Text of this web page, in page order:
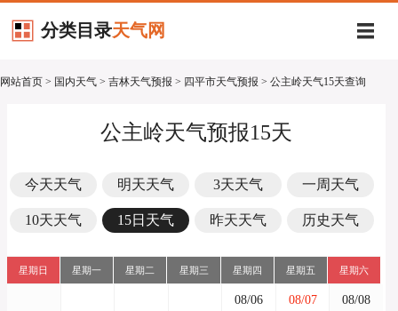
分类目录天气网
网站首页 > 国内天气 > 吉林天气预报 > 四平市天气预报 > 公主岭天气15天查询
公主岭天气预报15天
今天天气 明天天气 3天天气 一周天气
10天天气 15日天气 昨天天气 历史天气
星期日 星期一 星期二 星期三 星期四 星期五 星期六
08/06 08/07 08/08